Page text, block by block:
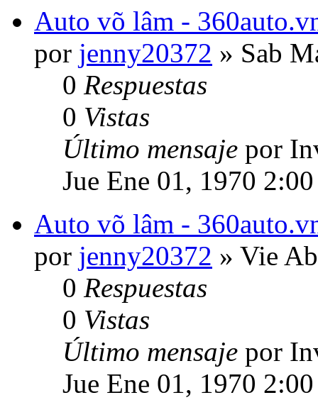
Auto võ lâm -
por jenny20372 » Sab
0 Respuestas
0 Vistas
Último mensaje por
Jue Ene 01, 1970
Auto võ lâm -
por jenny20372 » Vie
0 Respuestas
0 Vistas
Último mensaje por
Jue Ene 01, 1970